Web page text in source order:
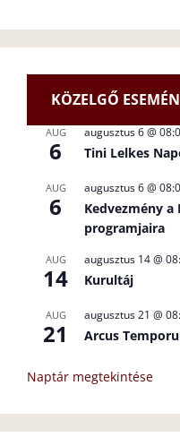
KÖZELGŐ
AUG
6
augusztus 6 @
Tini Lelkes
AUG
6
augusztus 6 @
Kedvezmény a
programjaira
AUG
14
augusztus 14 @
Kurultáj
AUG
21
augusztus 21 @
Arcus
Naptár megtekintése